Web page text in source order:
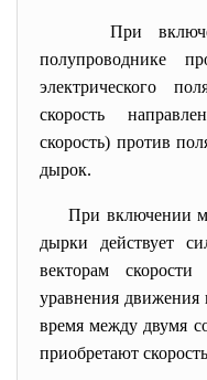
При
полупроводнике
электрического
скорость
скорость) против
дырок.
При включении
дырки действует
векторам
уравнения движения
время между двумя
приобретают скорость